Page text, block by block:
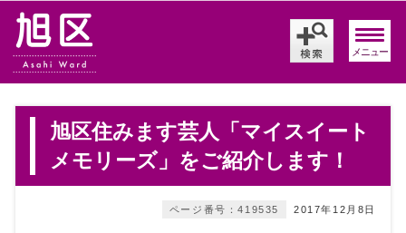
メニュー
旭区住みます芸人「マイスイート
メモリーズ」をご紹介します！
2017年12月8日
ページ番号：419535